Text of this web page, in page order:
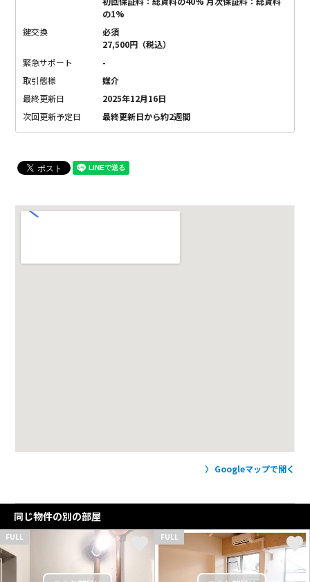
の1%
鍵交換
必須
27,500円（税込）
緊急サポート
-
取引態様
媒介
最終更新日
2025年12月16日
次回更新予定日
最終更新日から約2週間
Googleマップで開く
同じ物件の別の部屋
FULL FULL